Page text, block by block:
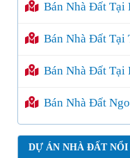
Bán Nhà Đất Tại
Bán Nhà Đất Tại
Bán Nhà Đất Tại
Bán Nhà Đất
DỰ ÁN NHÀ ĐẤT NỔI